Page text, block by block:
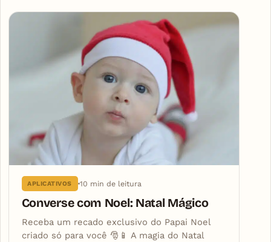
APLICATIVOS 10 min de leitura
Converse com Noel: Natal Mágico
Receba um recado exclusivo do Papai Noel
criado só para você 🎅📱 A magia do Natal